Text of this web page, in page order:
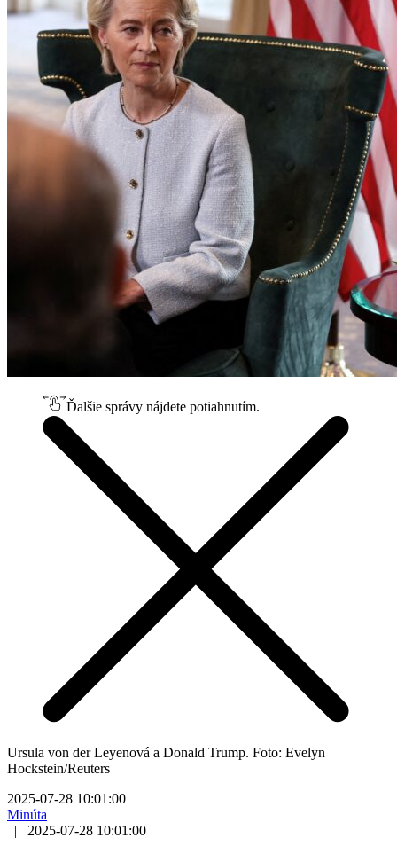
Ďalšie správy nájdete potiahnutím.
Ursula von der Leyenová a Donald Trump. Foto: Evelyn
Hockstein/Reuters
2025-07-28 10:01:00
Minúta
|
2025-07-28 10:01:00